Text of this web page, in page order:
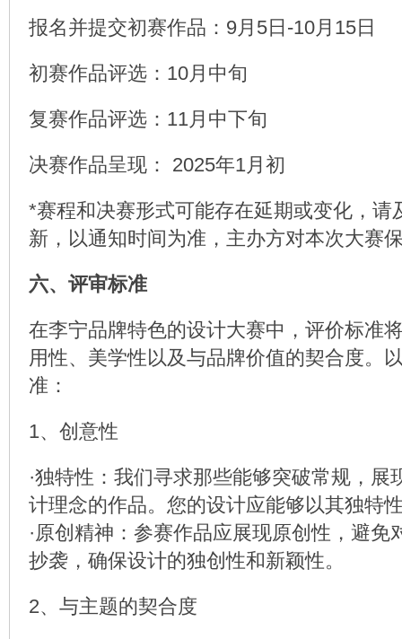
报名并提交初赛作品：9月5日-10月15日
初赛作品评选：10月中旬
复赛作品评选：11月中下旬
决赛作品呈现： 2025年1月初
*赛程和决赛形式可能存在延期或变化，请
新，以通知时间为准，主办方对本次大赛
六、评审标准
在李宁品牌特色的设计大赛中，评价标准
用性、美学性以及与品牌价值的契合度。
准：
1、创意性
·独特性：我们寻求那些能够突破常规，展
计理念的作品。您的设计应能够以其独特
·原创精神：参赛作品应展现原创性，避免
抄袭，确保设计的独创性和新颖性。
2、与主题的契合度